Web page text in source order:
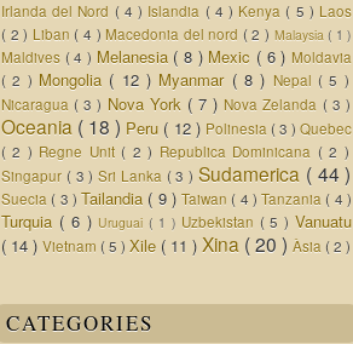
Irlanda del Nord ( 4 ) Islandia ( 4 ) Kenya ( 5 ) Laos
( 2 ) Liban ( 4 ) Macedonia del nord ( 2 ) Malaysia( 1 )
Maldives ( 4 ) Melanesia ( 8 ) Mexic ( 6 ) Moldavia
( 2 ) Mongolia ( 12 ) Myanmar ( 8 ) Nepal ( 5 )
Nicaragua ( 3 ) Nova York ( 7 ) Nova Zelanda ( 3 )
Oceania ( 18 ) Peru ( 12 ) Polinesia ( 3 )Quebec
( 2 ) Regne Unit ( 2 ) Republica Dominicana ( 2 )
Singapur ( 3 )Sri Lanka ( 3 ) Sudamerica ( 44 )
Suecia ( 3 ) Tailandia ( 9 ) Taiwan ( 4 ) Tanzania ( 4 )
Turquia ( 6 ) Uruguai( 1 ) Uzbekistan ( 5 )Vanuatu
( 14 ) Vietnam ( 5 ) Xile ( 11 ) Xina ( 20 ) Àsia ( 2 )
CATEGORIES